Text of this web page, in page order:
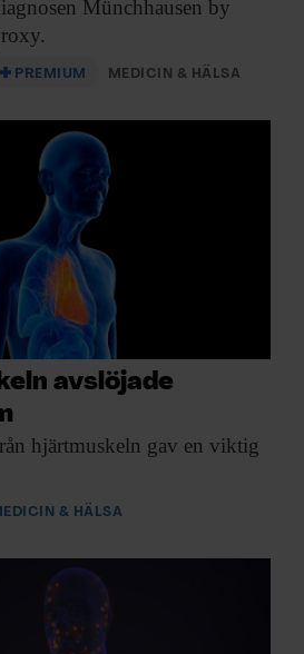
Münchhausen by
PREMIUM MEDICIN & HÄLSA
avslöjade
hjärtmuskeln gav en viktig
& HÄLSA